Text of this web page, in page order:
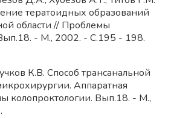
тератоидных образований
области // Проблемы
- М., 2002. - С.195 - 198.
К.В. Способ трансанальной
Аппаратная
колопроктологии. Вып.18. - М.,